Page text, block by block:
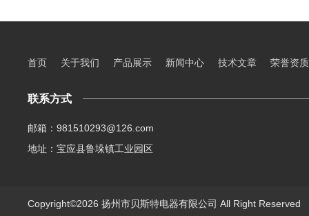
首页 关于我们 产品展示 新闻中心 技术文章 荣誉资质
联系方式
邮箱：981510293@126.com
地址：宝应县鲁垛镇工业园区
Copyright©2026 扬州市贝斯特电器有限公司 All Right